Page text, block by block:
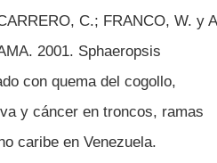
C.; FRANCO, W. y
2001. Sphaeropsis
con quema del cogollo,
y cáncer en troncos, ramas
caribe en Venezuela.